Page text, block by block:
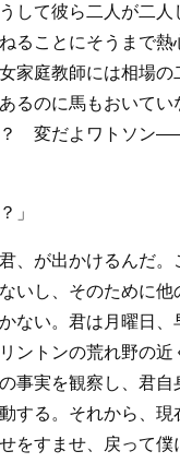
して彼ら二人が二人
ることにそうまで熱
庭教師には相場の
るのに馬もおいてい
？ 変だよワトソン
」
、が出かけるんだ
いし、そのために他
ない。君は月曜日、
ントンの荒れ野の近
事実を観察し、君自
する。それから、
をすませ、戻って僕